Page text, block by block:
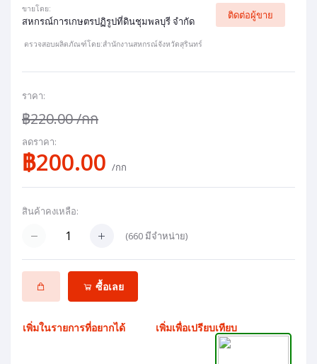
ขายโดย:
สหกรณ์การเกษตรปฏิรูปที่ดินชุมพลบุรี จำกัด
ติดต่อผู้ขาย
ตรวจสอบผลิตภัณฑ์โดย:สำนักงานสหกรณ์จังหวัดสุรินทร์
ราคา:
฿220.00/กก
ลดราคา:
฿200.00 /กก
สินค้าคงเหลือ:
(660มีจำหน่าย)
ซื้อเลย
เพิ่มในรายการที่อยากได้ เพิ่มเพื่อเปรียบเทียบ